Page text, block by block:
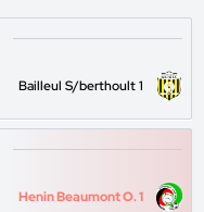
Bailleul S/berthoult 1
Henin Beaumont O. 1